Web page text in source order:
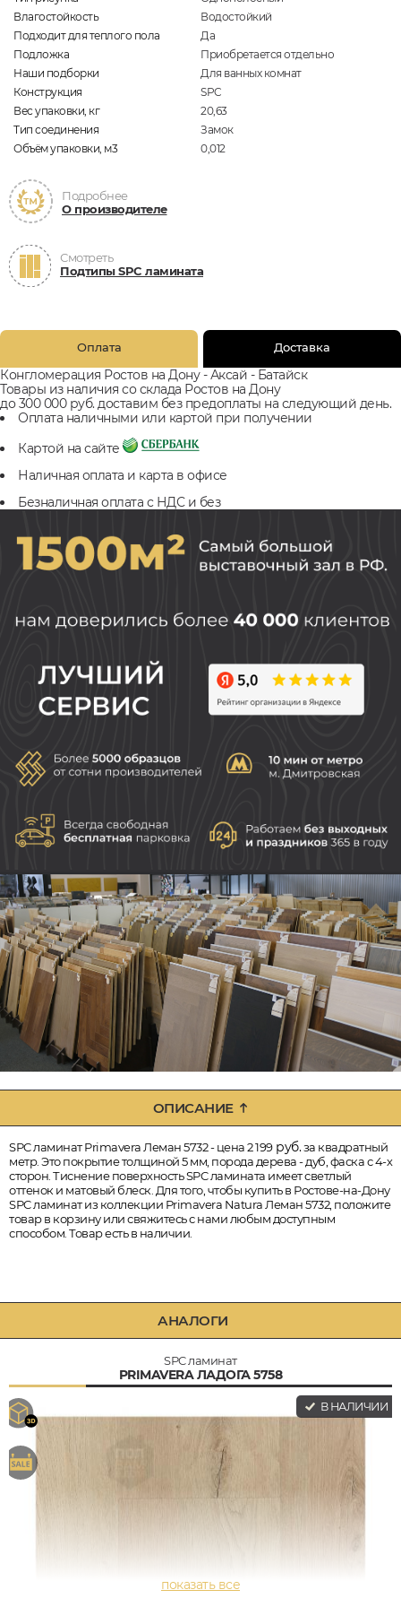
Влагостойкость
Водостойкий
Подходит для теплого пола
Да
Подложка
Приобретается отдельно
Наши подборки
Для ванных комнат
Конструкция
SPC
Вес упаковки, кг
20,63
Тип соединения
Замок
Объём упаковки, м3
0,012
Подробнее
О производителе
Смотреть
Подтипы SPC ламината
Оплата Доставка
Конгломерация Ростов на Дону - Аксай - Батайск
Товары из наличия со склада Ростов на Дону
до 300 000 руб. доставим без предоплаты на следующий день.
Оплата наличными или картой при получении
Картой на сайте
Наличная оплата и карта в офисе
Безналичная оплата с НДС и без
ОПИСАНИЕ
SPC ламинат Primavera Леман 5732 - цена 2 199руб.за квадратный
метр. Это покрытие толщиной 5 мм, порода дерева - дуб, фаска с 4-х
сторон. Тиснение поверхность SPC ламината имеет светлый
оттенок и матовый блеск. Для того, чтобы купить в Ростове-на-Дону
SPC ламинат из коллекции Primavera Natura Леман 5732, положите
товар в корзину или свяжитесь с нами любым доступным
способом. Товар есть в наличии.
АНАЛОГИ
SPC ламинат
PRIMAVERA ЛАДОГА 5758
В НАЛИЧИИ